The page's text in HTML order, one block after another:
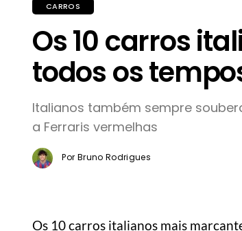
CARROS
Os 10 carros
todos os
Italianos também sempre
a Ferraris vermelhas
Por Bruno Rodrigues
Os 10 carros italianos mais